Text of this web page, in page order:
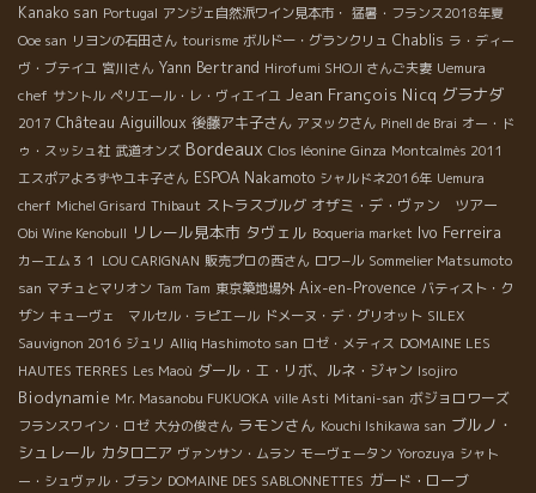
Kanako san Portugal アンジェ自然派ワイン見本市・ 猛暑・フランス2018年夏
Ooe san リヨンの石田さん tourisme ボルドー・グランクリュ Chablis ラ・ディー
ヴ・ブテイユ 宮川さん Yann Bertrand Hirofumi SHOJI さんご夫妻 Uemura
chef サントル ペリエール・レ・ヴィエイユ Jean François Nicq グラナダ
2017 Château Aiguilloux 後藤アキ子さん アヌックさん Pinell de Brai オー・ド
ゥ・スッシュ社 武道オンズ Bordeaux Clos léonine Ginza Montcalmès 2011
エスポアよろずやユキ子さん ESPOA Nakamoto シャルドネ2016年 Uemura
cherf Michel Grisard Thibaut ストラスブルグ オザミ・デ・ヴァン ツアー
Obi Wine Kenobull リレール見本市 タヴェル Boqueria market Ivo Ferreira
カーエム３１ LOU CARIGNAN 販売プロの西さん ロワ−ル Sommelier Matsumoto
san マチュとマリオン Tam Tam 東京築地場外 Aix-en-Provence バティスト・ク
ザン キューヴェ マルセル・ラピエール ドメーヌ・デ・グリオット SILEX
Sauvignon 2016 ジュリ Alliq Hashimoto san ロゼ・メティス DOMAINE LES
HAUTES TERRES Les Maoù ダール・エ・リボ、ルネ・ジャン Isojiro
Biodynamie Mr. Masanobu FUKUOKA ville Asti Mitani-san ボジョロワーズ
フランスワイン・ロゼ 大分の俊さん ラモンさん Kouchi Ishikawa san ブルノ・
シュレール カタロニア ヴァンサン・ムラン モーヴェータン Yorozuya シャト
ー・シュヴァル・ブラン DOMAINE DES SABLONNETTES ガード・ローブ